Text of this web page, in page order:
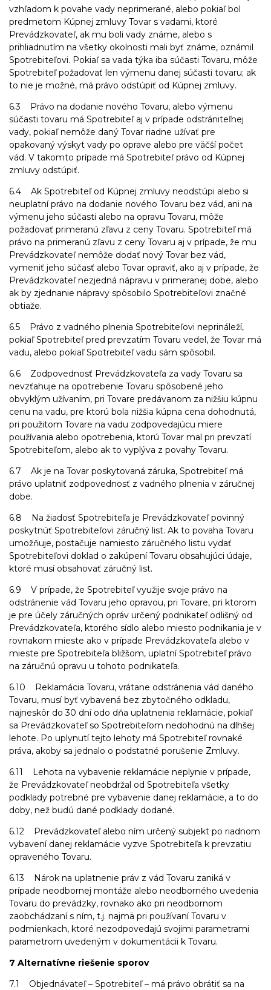
vzhľadom k povahe vady neprimerané, alebo pokiaľ bol
predmetom Kúpnej zmluvy Tovar s vadami, ktoré
Prevádzkovateľ, ak mu boli vady známe, alebo s
prihliadnutím na všetky okolnosti mali byť známe, oznámil
Spotrebiteľovi. Pokiaľ sa vada týka iba súčasti Tovaru, môže
Spotrebiteľ požadovať len výmenu danej súčasti tovaru; ak
to nie je možné, má právo odstúpiť od Kúpnej zmluvy.
6.3 Právo na dodanie nového Tovaru, alebo výmenu
súčasti tovaru má Spotrebiteľ aj v prípade odstrániteľnej
vady, pokiaľ nemôže daný Tovar riadne užívať pre
opakovaný výskyt vady po oprave alebo pre väčší počet
vád. V takomto prípade má Spotrebiteľ právo od Kúpnej
zmluvy odstúpiť.
6.4 Ak Spotrebiteľ od Kúpnej zmluvy neodstúpi alebo si
neuplatní právo na dodanie nového Tovaru bez vád, ani na
výmenu jeho súčasti alebo na opravu Tovaru, môže
požadovať primeranú zľavu z ceny Tovaru. Spotrebiteľ má
právo na primeranú zľavu z ceny Tovaru aj v prípade, že mu
Prevádzkovateľ nemôže dodať nový Tovar bez vád,
vymeniť jeho súčasť alebo Tovar opraviť, ako aj v prípade, že
Prevádzkovateľ nezjedná nápravu v primeranej dobe, alebo
ak by zjednanie nápravy spôsobilo Spotrebiteľovi značné
obtiaže.
6.5 Právo z vadného plnenia Spotrebiteľovi neprináleží,
pokiaľ Spotrebiteľ pred prevzatím Tovaru vedel, že Tovar má
vadu, alebo pokiaľ Spotrebiteľ vadu sám spôsobil.
6.6 Zodpovednosť Prevádzkovateľa za vady Tovaru sa
nevzťahuje na opotrebenie Tovaru spôsobené jeho
obvyklým užívaním, pri Tovare predávanom za nižšiu kúpnu
cenu na vadu, pre ktorú bola nižšia kúpna cena dohodnutá,
pri použitom Tovare na vadu zodpovedajúcu miere
používania alebo opotrebenia, ktorú Tovar mal pri prevzatí
Spotrebiteľom, alebo ak to vyplýva z povahy Tovaru.
6.7 Ak je na Tovar poskytovaná záruka, Spotrebiteľ má
právo uplatniť zodpovednosť z vadného plnenia v záručnej
dobe.
6.8 Na žiadosť Spotrebiteľa je Prevádzkovateľ povinný
poskytnúť Spotrebiteľovi záručný list. Ak to povaha Tovaru
umožňuje, postačuje namiesto záručného listu vydať
Spotrebiteľovi doklad o zakúpení Tovaru obsahujúci údaje,
ktoré musí obsahovať záručný list.
6.9 V prípade, že Spotrebiteľ využije svoje právo na
odstránenie vád Tovaru jeho opravou, pri Tovare, pri ktorom
je pre účely záručných opráv určený podnikateľ odlišný od
Prevádzkovateľa, ktorého sídlo alebo miesto podnikania je v
rovnakom mieste ako v prípade Prevádzkovateľa alebo v
mieste pre Spotrebiteľa bližšom, uplatní Spotrebiteľ právo
na záručnú opravu u tohoto podnikateľa.
6.10 Reklamácia Tovaru, vrátane odstránenia vád daného
Tovaru, musí byť vybavená bez zbytočného odkladu,
najneskôr do 30 dní odo dňa uplatnenia reklamácie, pokiaľ
sa Prevádzkovateľ so Spotrebiteľom nedohodnú na dlhšej
lehote. Po uplynutí tejto lehoty má Spotrebiteľ rovnaké
práva, akoby sa jednalo o podstatné porušenie Zmluvy.
6.11 Lehota na vybavenie reklamácie neplynie v prípade,
že Prevádzkovateľ neobdržal od Spotrebiteľa všetky
podklady potrebné pre vybavenie danej reklamácie, a to do
doby, než budú dané podklady dodané.
6.12 Prevádzkovateľ alebo ním určený subjekt po riadnom
vybavení danej reklamácie vyzve Spotrebiteľa k prevzatiu
opraveného Tovaru.
6.13 Nárok na uplatnenie práv z vád Tovaru zaniká v
prípade neodbornej montáže alebo neodborného uvedenia
Tovaru do prevádzky, rovnako ako pri neodbornom
zaobchádzaní s ním, t.j. najmä pri používaní Tovaru v
podmienkach, ktoré nezodpovedajú svojimi parametrami
parametrom uvedeným v dokumentácii k Tovaru.
7 Alternatívne riešenie sporov
7.1 Objednávateľ – Spotrebiteľ – má právo obrátiť sa na